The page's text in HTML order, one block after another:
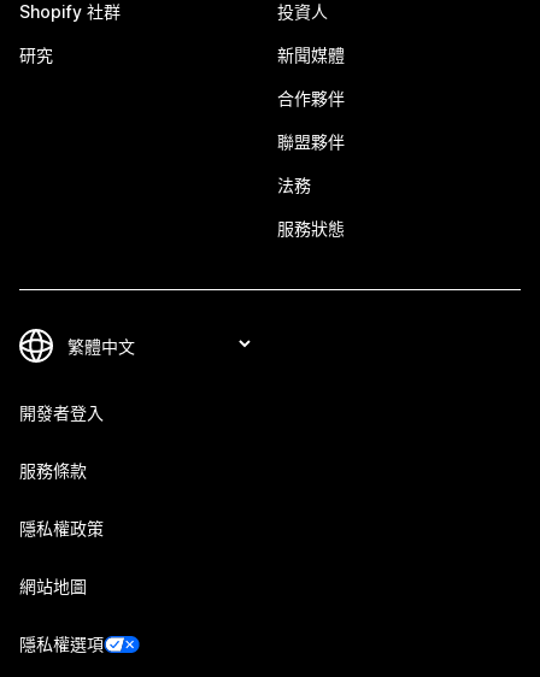
Shopify 社群
研究
投資人
新聞媒體
合作夥伴
聯盟夥伴
法務
服務狀態
開發者登入
服務條款
隱私權政策
網站地圖
隱私權選項